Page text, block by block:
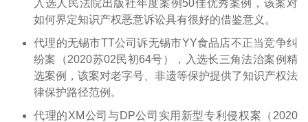
入选人民法院出版社年度案例50佳优秀案例，该案对
如何界定知识产权恶意诉讼具有很好的借鉴意义。
代理的无锡市TT公司诉无锡市YY食品店不正当竞争纠
纷案（2020苏02民初64号），入选长三角法治案例精
选案例，该案对老字号、非遗等保护提供了知识产权法
律保护路径范例。
代理的XM公司与DP公司实用新型专利侵权案（2020